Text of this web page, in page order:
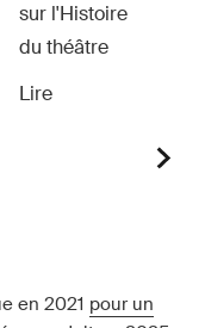
sur l'Histoire
du théâtre
Lire
en 2021 pour un